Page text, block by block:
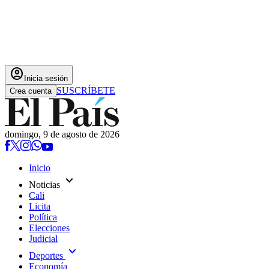
account_circle Inicia sesión
Crea cuenta SUSCRÍBETE
domingo, 9 de agosto de 2026
Inicio
Noticias expand_more
Cali
Licita
Política
Elecciones
Judicial
Deportes expand_more
Economía